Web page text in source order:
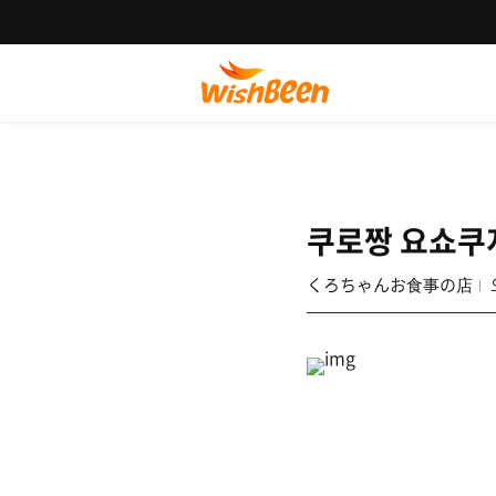
쿠로짱 요쇼
くろちゃんお食事の店